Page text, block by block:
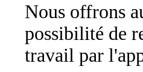
Nous offrons
possibilité de
travail par